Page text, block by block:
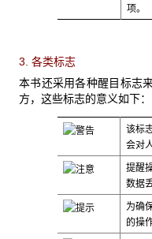
项。
3. 各类标志
本书还采用各种醒目标志
方，这些标志的意义如下：
该标
会对
提醒
数据
为确
的操